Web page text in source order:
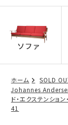
ホーム SOLD
Johannes Andersen
ド・エクステンシ
41